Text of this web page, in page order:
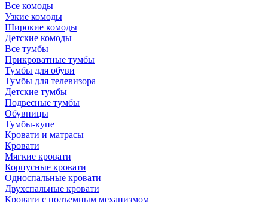
Все комоды
Узкие комоды
Широкие комоды
Детские комоды
Все тумбы
Прикроватные тумбы
Тумбы для обуви
Тумбы для телевизора
Детские тумбы
Подвесные тумбы
Обувницы
Тумбы-купе
Кровати и матрасы
Кровати
Мягкие кровати
Корпусные кровати
Односпальные кровати
Двухспальные кровати
Кровати с подъемным механизмом